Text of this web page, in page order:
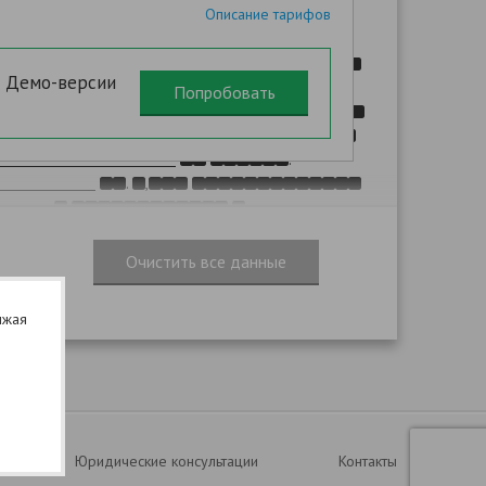
.
:
. ,
.
,
Описание тарифов
Демо-версии
Юридические консультации Контакты